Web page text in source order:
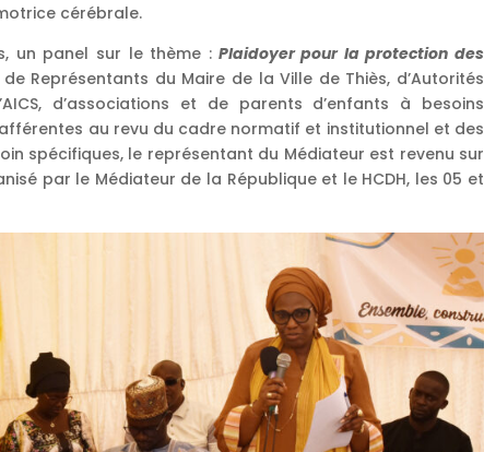
cérébrale.
un panel sur le thème :Plaidoyer pour la protection des
Représentants du Maire de la Ville de Thiès, d’Autorités
d’associations et de parents d’enfants à besoins
au revu du cadre normatif et institutionnel et des
spécifiques, le représentant du Médiateur est revenu sur
par le Médiateur de la République et le HCDH, les 05 et